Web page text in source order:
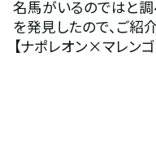
名馬がいるのではと調
を発見したので、ご紹
【ナポレオン×マレン